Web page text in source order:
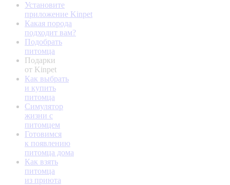
Установите
приложение Kinpet
Какая порода
подходит вам?
Подобрать
питомца
Подарки
от Kinpet
Как выбрать
и купить
питомца
Симулятор
жизни с
питомцем
Готовимся
к появлению
питомца дома
Как взять
питомца
из приюта